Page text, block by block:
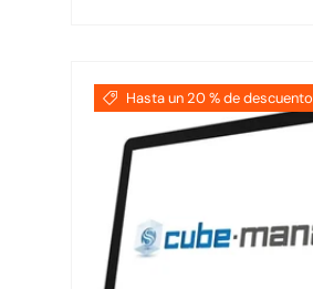
Hasta un 20 % de descuento